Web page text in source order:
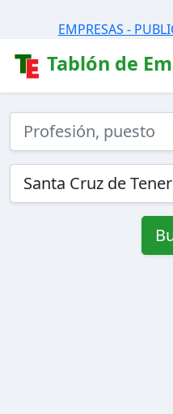
EMPRESAS -
Tablón de